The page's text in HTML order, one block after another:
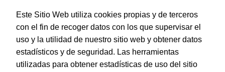
Este Sitio Web utiliza cookies propias y de terceros
con el fin de recoger datos con los que supervisar el
uso y la utilidad de nuestro sitio web y obtener datos
estadísticos y de seguridad. Las herramientas
utilizadas para obtener estadísticas de uso del sitio